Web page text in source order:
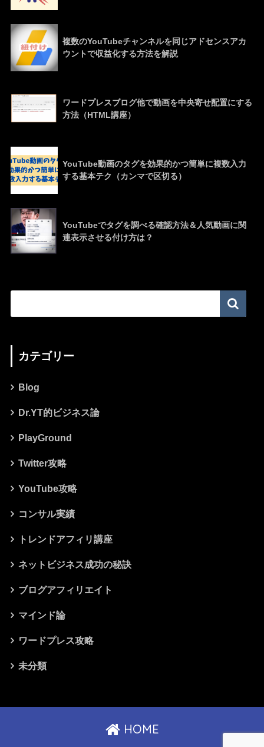
複数のYouTubeチャンネルを同じアドセンスアカ
ウントで収益化する方法を解説
ワードプレスブログ他で動画を中央寄せ配置にする
方法（HTML講座）
YouTube動画のタグを効果的かつ簡単に複数入力
する基本テク（カンマで区切る）
YouTubeでタグを調べる確認方法＆人気動画に関
連表示させる付け方は？
カテゴリー
Blog
Dr.YT的ビジネス論
PlayGround
Twitter攻略
YouTube攻略
コンサル実績
トレンドアフィリ講座
ネットビジネス成功の秘訣
ブログアフィリエイト
マインド論
ワードプレス攻略
未分類
HOME